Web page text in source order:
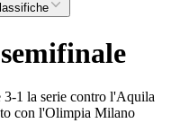
1 la serie contro l'Aquila
con l'Olimpia Milano